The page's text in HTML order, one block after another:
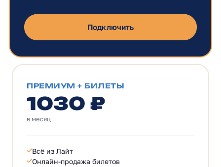
Подключить
ПРЕМИУМ + БИЛЕТЫ
1030 ₽
в месяц
Всё из Лайт
Онлайн-продажа билетов